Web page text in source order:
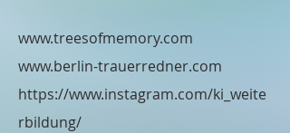
www.treesofmemory.com
www.berlin-trauerredner.com
https://www.instagram.com/ki_weite
rbildung/